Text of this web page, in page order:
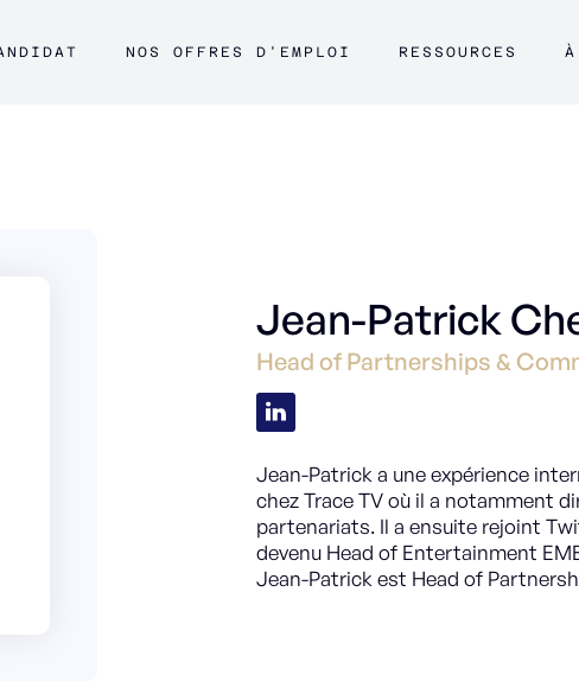
NOS OFFRES D'EMPLOI RESSOURCES À
Jean-Patrick
Head of Partnerships &
Jean-Patrick a une expérience
chez Trace TV où il a notamment
partenariats. Il a ensuite rejoint
devenu Head of Entertainment
Jean-Patrick est Head of